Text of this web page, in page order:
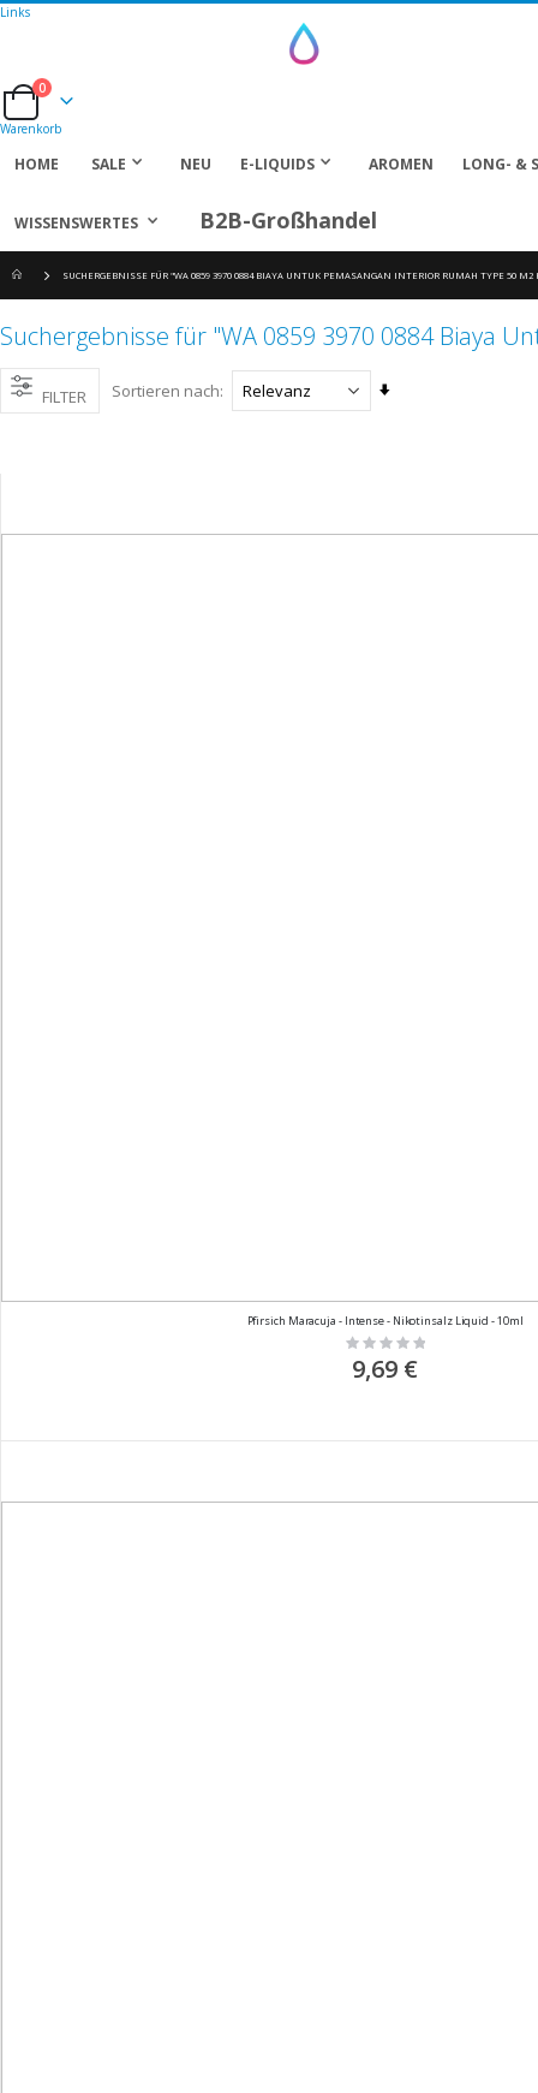
Links
Cart
0
Warenkorb
HOME SALE NEU E-LIQUIDS AROMEN LONG- &
WISSENSWERTES B2B-Großhandel
SUCHERGEBNISSE FÜR "WA 0859 3970 0884 BIAYA UNTUK PEMASANGAN INTERIOR RUMAH TYPE 50 M2
Suchergebnisse für "WA 0859 3970 0884 Biaya
FILTER Sortieren nach
Aufsteigend
Pfirsich Maracuja - Intense - Nikotinsalz Liquid - 10ml
Rating:
0%
9,69 €